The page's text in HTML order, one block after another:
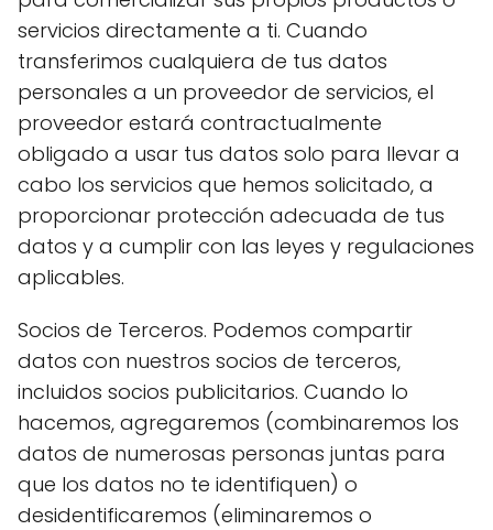
servicios directamente a ti. Cuando
transferimos cualquiera de tus datos
personales a un proveedor de servicios, el
proveedor estará contractualmente
obligado a usar tus datos solo para llevar a
cabo los servicios que hemos solicitado, a
proporcionar protección adecuada de tus
datos y a cumplir con las leyes y regulaciones
aplicables.
Socios de Terceros. Podemos compartir
datos con nuestros socios de terceros,
incluidos socios publicitarios. Cuando lo
hacemos, agregaremos (combinaremos los
datos de numerosas personas juntas para
que los datos no te identifiquen) o
desidentificaremos (eliminaremos o